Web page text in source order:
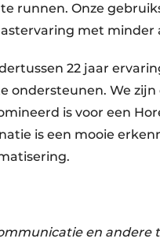
runnen. Onze
met minder
22 jaar
ondersteunen. We
is voor een
is een mooie
en andere